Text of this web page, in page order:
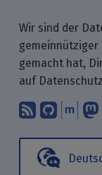
Wir sind der
gemeinnütziger
gemacht hat,
auf